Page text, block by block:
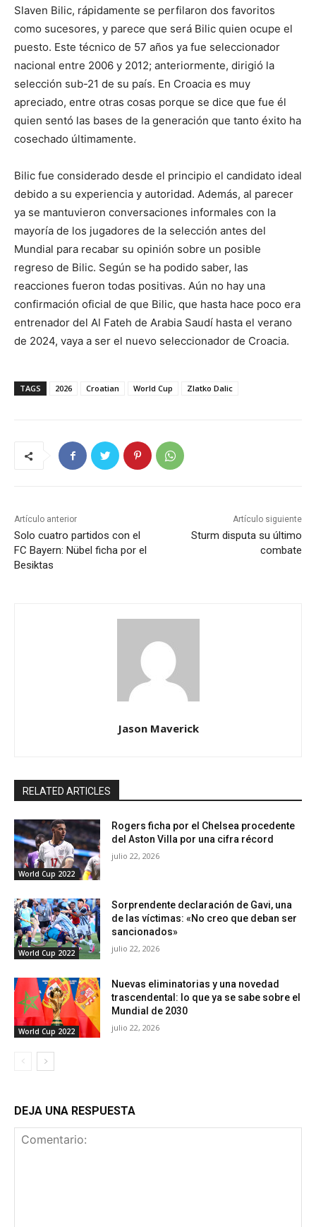
Slaven Bilic, rápidamente se perfilaron dos favoritos
como sucesores, y parece que será Bilic quien ocupe el
puesto. Este técnico de 57 años ya fue seleccionador
nacional entre 2006 y 2012; anteriormente, dirigió la
selección sub-21 de su país. En Croacia es muy
apreciado, entre otras cosas porque se dice que fue él
quien sentó las bases de la generación que tanto éxito ha
cosechado últimamente.
Bilic fue considerado desde el principio el candidato ideal
debido a su experiencia y autoridad. Además, al parecer
ya se mantuvieron conversaciones informales con la
mayoría de los jugadores de la selección antes del
Mundial para recabar su opinión sobre un posible
regreso de Bilic. Según se ha podido saber, las
reacciones fueron todas positivas. Aún no hay una
confirmación oficial de que Bilic, que hasta hace poco era
entrenador del Al Fateh de Arabia Saudí hasta el verano
de 2024, vaya a ser el nuevo seleccionador de Croacia.
TAGS 2026 Croatian World Cup Zlatko Dalic
Artículo anterior
Solo cuatro partidos con el
FC Bayern: Nübel ficha por el
Besiktas
Artículo siguiente
Sturm disputa su último
combate
Jason Maverick
RELATED ARTICLES
World Cup 2022
Rogers ficha por el Chelsea procedente
del Aston Villa por una cifra récord
julio 22, 2026
World Cup 2022
Sorprendente declaración de Gavi, una
de las víctimas: «No creo que deban ser
sancionados»
julio 22, 2026
World Cup 2022
Nuevas eliminatorias y una novedad
trascendental: lo que ya se sabe sobre el
Mundial de 2030
julio 22, 2026
DEJA UNA RESPUESTA